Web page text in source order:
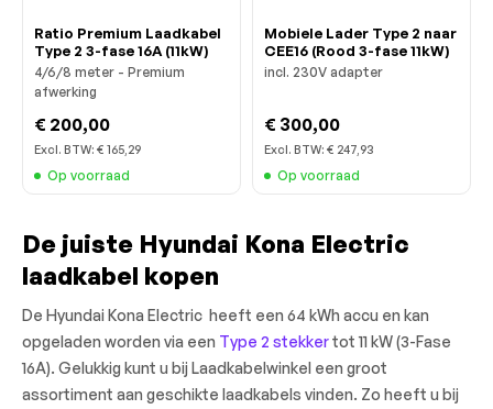
Ratio Premium Laadkabel
Type 2 3-fase 16A (11kW)
4/6/8 meter - Premium
afwerking
€ 200,00
Excl. BTW: € 165,29
Op voorraad
Mobiele Lader Type 2 naar
CEE16 (Rood 3-fase 11kW)
incl. 230V adapter
€ 300,00
Excl. BTW: € 247,93
Op voorraad
De juiste Hyundai Kona Electric
laadkabel kopen
De Hyundai Kona Electric heeft een 64 kWh accu en kan
opgeladen worden via een Type 2 stekkertot 11 kW (3-Fase
16A). Gelukkig kunt u bij Laadkabelwinkel een groot
assortiment aan geschikte laadkabels vinden. Zo heeft u bij